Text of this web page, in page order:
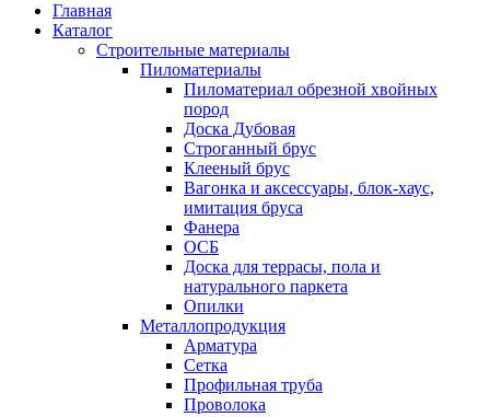
Главная
Каталог
Строительные материалы
Пиломатериалы
Пиломатериал обрезной хвойных
пород
Доска Дубовая
Строганный брус
Клееный брус
Вагонка и аксессуары, блок-хаус,
имитация бруса
Фанера
ОСБ
Доска для террасы, пола и
натурального паркета
Опилки
Металлопродукция
Арматура
Сетка
Профильная труба
Проволока